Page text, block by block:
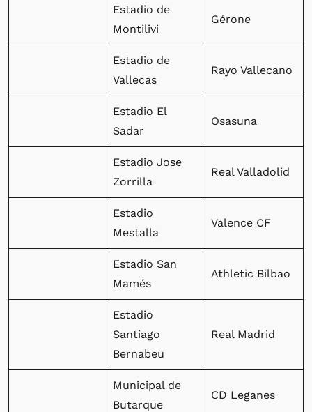
Estadio de
Montilivi
Gérone
Estadio de
Vallecas
Rayo Vallecano
Estadio El
Sadar
Osasuna
Estadio Jose
Zorrilla
Real Valladolid
Estadio
Mestalla
Valence CF
Estadio San
Mamés
Athletic Bilbao
Estadio
Santiago
Bernabeu
Real Madrid
Municipal de
Butarque
CD Leganes